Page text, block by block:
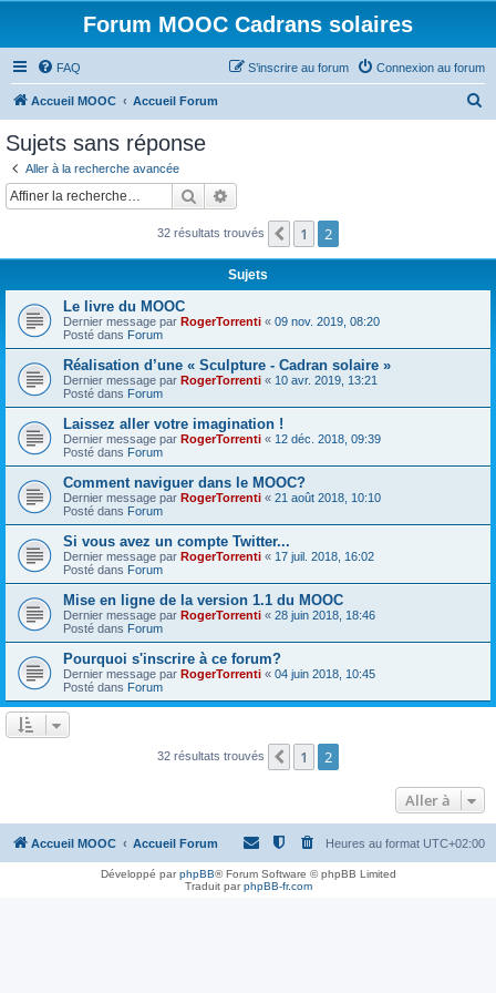
Forum MOOC Cadrans solaires
FAQ Connexion au forum
S’inscrire au forum
Accueil MOOC Accueil Forum
c
Sujets sans réponse
Aller à la recherche avancée
Rechercher
32 résultats trouvés Précédente
1 2
Sujets
Le livre du MOOC
Dernier message par RogerTorrenti « 09 nov. 2019, 08:20
Posté dans Forum
Réalisation d’une « Sculpture - Cadran solaire »
Dernier message par RogerTorrenti « 10 avr. 2019, 13:21
Posté dans Forum
Laissez aller votre imagination !
Dernier message par RogerTorrenti « 12 déc. 2018, 09:39
Posté dans Forum
Comment naviguer dans le MOOC?
Dernier message par RogerTorrenti « 21 août 2018, 10:10
Posté dans Forum
Si vous avez un compte Twitter...
Dernier message par RogerTorrenti « 17 juil. 2018, 16:02
Posté dans Forum
Mise en ligne de la version 1.1 du MOOC
Dernier message par RogerTorrenti « 28 juin 2018, 18:46
Posté dans Forum
Pourquoi s'inscrire à ce forum?
Dernier message par RogerTorrenti « 04 juin 2018, 10:45
Posté dans Forum
32 résultats trouvés Précédente
1 2
Aller à
Accueil MOOC Accueil Forum Heures au format UTC+02:00
Développé parphpBB® Forum Software © phpBB Limited
Traduit parphpBB-fr.com